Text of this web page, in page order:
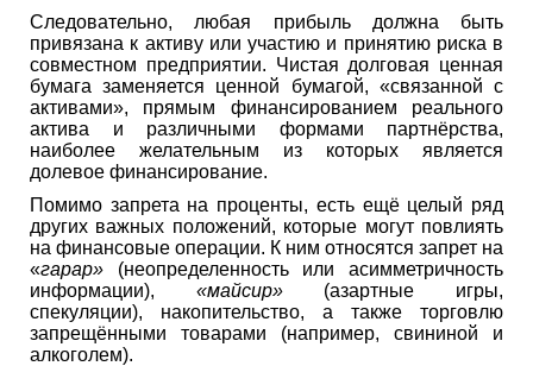
Следовательно, любая прибыль должна быть
привязана к активу или участию и принятию риска в
совместном предприятии. Чистая долговая ценная
бумага заменяется ценной бумагой, «связанной с
активами», прямым финансированием реального
актива и различными формами партнёрства,
наиболее желательным из которых является
долевое финансирование.
Помимо запрета на проценты, есть ещё целый ряд
других важных положений, которые могут повлиять
на финансовые операции. К ним относятся запрет на
«гарар» (неопределенность или асимметричность
информации), «майсир»(азартные игры,
спекуляции), накопительство, а также торговлю
запрещёнными товарами (например, свининой и
алкоголем).